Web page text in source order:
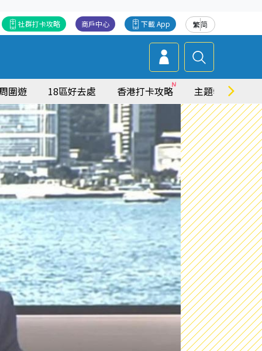
繁简
下載 App
商戶中心
社群打卡攻略
圍遊 18區好去處 香港打卡攻略 主題特集